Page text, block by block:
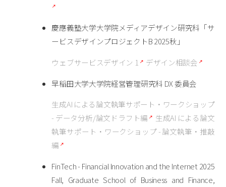
慶應義塾大学大学院メディアデザイン研究科「サ
ービスデザインプロジェクトB 2025秋」
ウェブサービスデザイン 1
デザイン相談会
早稲田大学大学院経営管理研究科 DX 委員会
生成AI による論文執筆サポート・ワークショップ
- データ分析/論文ドラフト編
生成AI による論文
執筆サポート・ワークショップ - 論文執筆・推敲
編
FinTech - Financial Innovation and the Internet 2025
Fall, Graduate School of Business and Finance,